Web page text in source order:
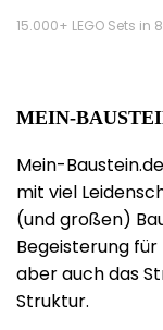
15.000+ LEGO Sets
MEIN-
Mein-
mit viel
(und großen)
Begeisterung
aber auch das
Struktur.